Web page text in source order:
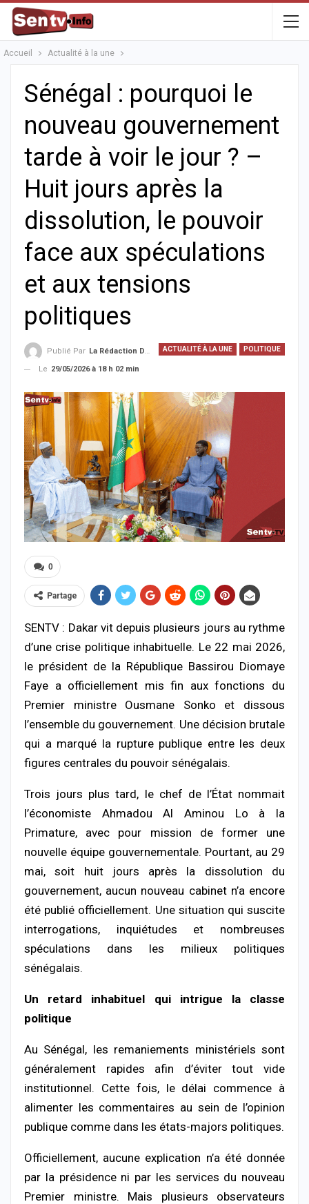
Accueil Actualité à la une
Sénégal : pourquoi le
nouveau gouvernement
tarde à voir le jour ? –
Huit jours après la
dissolution, le pouvoir
face aux spéculations
et aux tensions
politiques
ACTUALITÉ À LA UNE POLITIQUE
Publié Par La Rédaction De La SenTV.info
Le 29/05/2026 à 18 h 02 min
0
Partage
SENTV : Dakar vit depuis plusieurs jours au rythme
d’une crise politique inhabituelle. Le 22 mai 2026,
le président de la République Bassirou Diomaye
Faye a officiellement mis fin aux fonctions du
Premier ministre Ousmane Sonko et dissous
l’ensemble du gouvernement. Une décision brutale
qui a marqué la rupture publique entre les deux
figures centrales du pouvoir sénégalais.
Trois jours plus tard, le chef de l’État nommait
l’économiste Ahmadou Al Aminou Lo à la
Primature, avec pour mission de former une
nouvelle équipe gouvernementale. Pourtant, au 29
mai, soit huit jours après la dissolution du
gouvernement, aucun nouveau cabinet n’a encore
été publié officiellement. Une situation qui suscite
interrogations, inquiétudes et nombreuses
spéculations dans les milieux politiques
sénégalais.
Un retard inhabituel qui intrigue la classe
politique
Au Sénégal, les remaniements ministériels sont
généralement rapides afin d’éviter tout vide
institutionnel. Cette fois, le délai commence à
alimenter les commentaires au sein de l’opinion
publique comme dans les états-majors politiques.
Officiellement, aucune explication n’a été donnée
par la présidence ni par les services du nouveau
Premier ministre. Mais plusieurs observateurs